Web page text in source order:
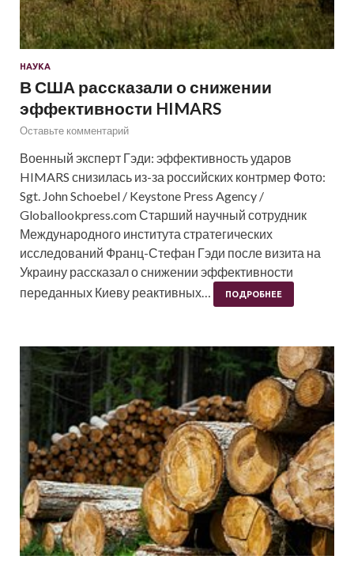
НАУКА
В США рассказали о снижении
эффективности HIMARS
Оставьте комментарий
Военный эксперт Гэди: эффективность ударов
HIMARS снизилась из-за российских контрмер Фото:
Sgt. John Schoebel / Keystone Press Agency /
Globallookpress.com Старший научный сотрудник
Международного института стратегических
исследований Франц-Стефан Гэди после визита на
Украину рассказал о снижении эффективности
переданных Киеву реактивных…
ПОДРОБНЕЕ